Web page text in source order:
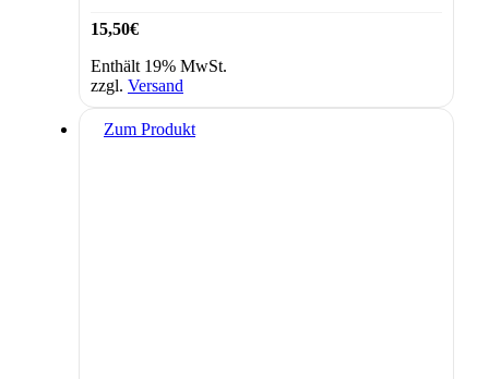
15,50€
Enthält 19% MwSt.
zzgl. Versand
Zum Produkt